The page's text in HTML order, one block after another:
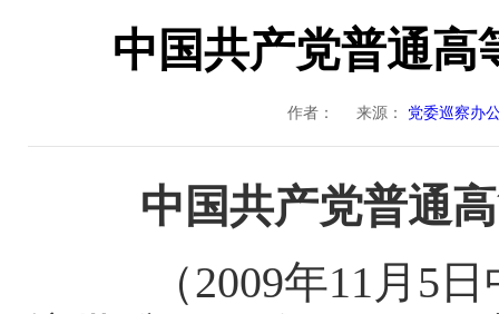
中国共产党普通高
作者： 来源： 党委巡察办
中国共产党普通
（2009年11月5